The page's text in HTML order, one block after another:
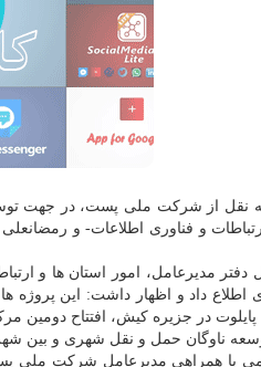
به نقل از شرکت ملی پست، در جهت
و فناوری اطلاعات- و
مدیرعامل، امور استان ها و
داد و اظهار داشت: این پروژه
در جزیره کیش، افتتاح دومین
توسعه ناوگان حمل و نقل شهری و
با همراهی مدیرعامل شرکت ملی